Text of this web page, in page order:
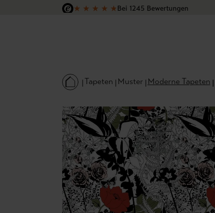
Hauptinhalt springen
Zur Suche springen
Zur Hauptnavigation springen
★ ★ ★ ★ ★Bei 1245 Bewertungen
Tapeten Muster Moderne Tapeten